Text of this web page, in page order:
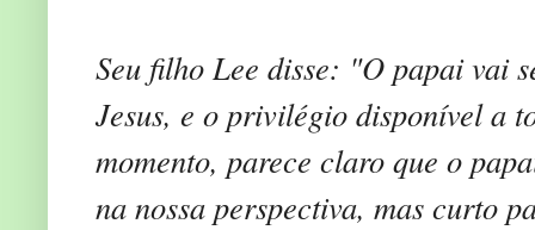
Seu filho Lee disse: "O papai vai
Jesus, e o privilégio disponível a
momento, parece claro que o
na nossa perspectiva, mas curto